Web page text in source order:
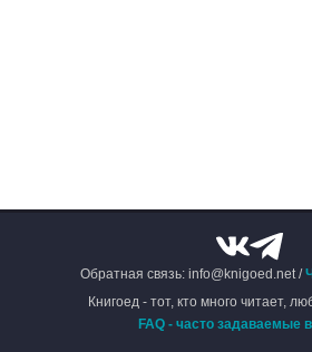
Обратная связь: info@knigoed.net /
Книгоед - тот, кто много читает,
FAQ - часто задаваемые